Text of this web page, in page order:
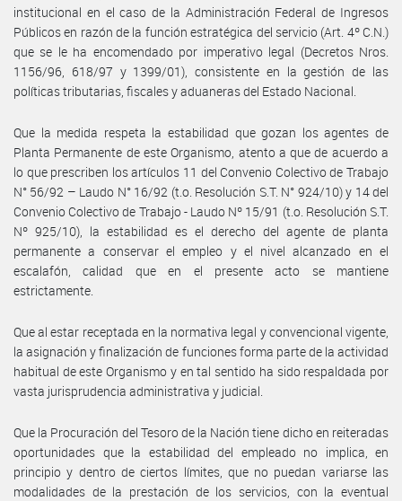
institucional en el caso de la Administración Federal de Ingresos
Públicos en razón de la función estratégica del servicio (Art. 4º C.N.)
que se le ha encomendado por imperativo legal (Decretos Nros.
1156/96, 618/97 y 1399/01), consistente en la gestión de las
políticas tributarias, fiscales y aduaneras del Estado Nacional.
Que la medida respeta la estabilidad que gozan los agentes de
Planta Permanente de este Organismo, atento a que de acuerdo a
lo que prescriben los artículos 11 del Convenio Colectivo de Trabajo
N° 56/92 – Laudo N° 16/92 (t.o. Resolución S.T. N° 924/10) y 14 del
Convenio Colectivo de Trabajo - Laudo Nº 15/91 (t.o. Resolución S.T.
Nº 925/10), la estabilidad es el derecho del agente de planta
permanente a conservar el empleo y el nivel alcanzado en el
escalafón, calidad que en el presente acto se mantiene
estrictamente.
Que al estar receptada en la normativa legal y convencional vigente,
la asignación y finalización de funciones forma parte de la actividad
habitual de este Organismo y en tal sentido ha sido respaldada por
vasta jurisprudencia administrativa y judicial.
Que la Procuración del Tesoro de la Nación tiene dicho en reiteradas
oportunidades que la estabilidad del empleado no implica, en
principio y dentro de ciertos límites, que no puedan variarse las
modalidades de la prestación de los servicios, con la eventual